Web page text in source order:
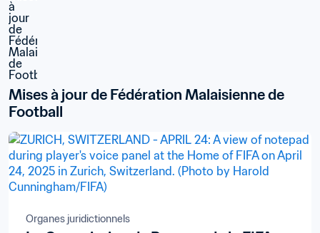
Mises à jour de Fédération Malaisienne de
Football
Organes juridictionnels